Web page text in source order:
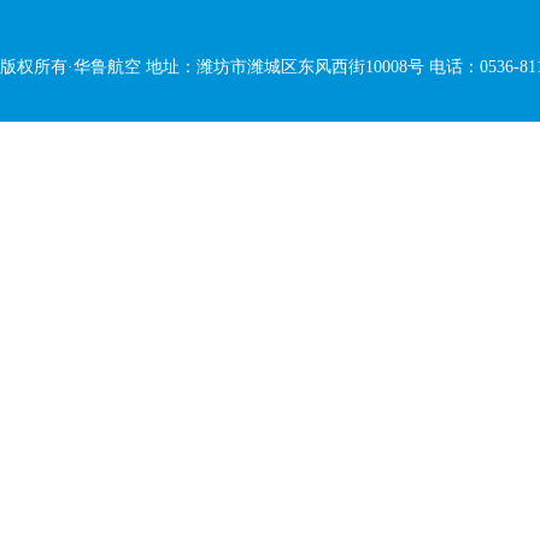
版权所有·华鲁航空 地址：潍坊市潍城区东风西街10008号 电话：0536-